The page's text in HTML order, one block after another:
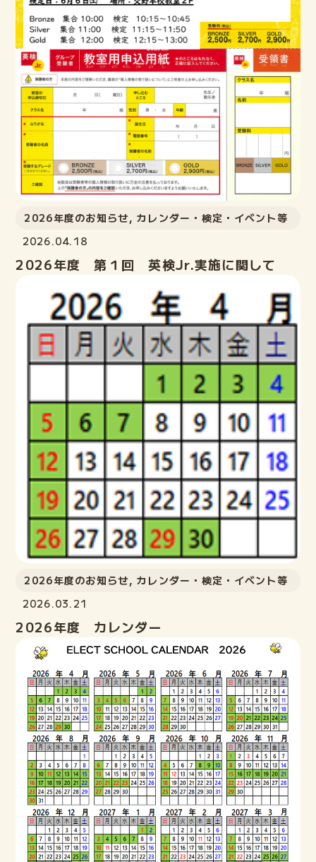
2026年度のお知らせ,カレンダー・検定・イベント等
2026.04.18
2026年度 第１回 英検Jr.実施に関して
2026年度のお知らせ,カレンダー・検定・イベント等
2026.03.21
2026年度 カレンダー